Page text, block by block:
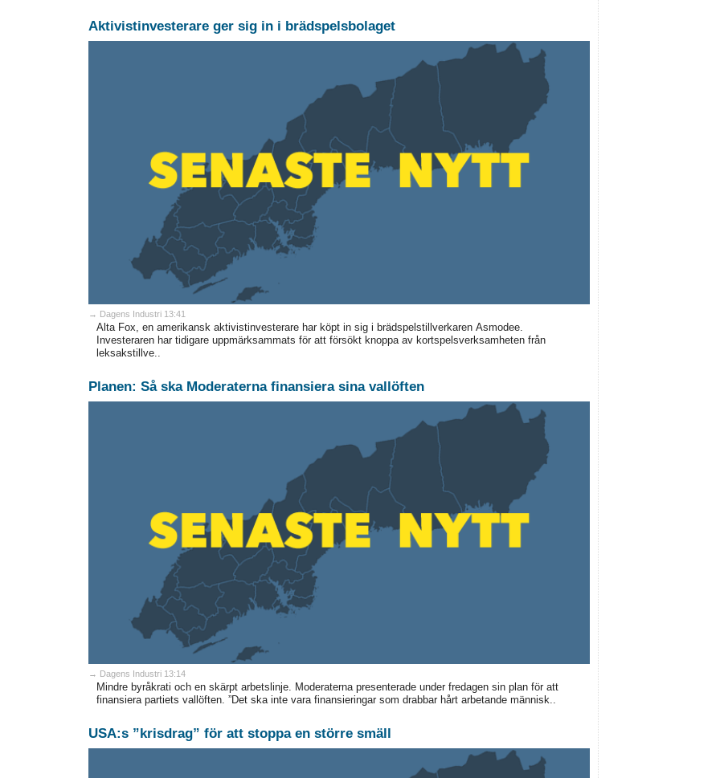
Aktivistinvesterare ger sig in i brädspelsbolaget
→ Dagens Industri 13:41
Alta Fox, en amerikansk aktivistinvesterare har köpt in sig i brädspelstillverkaren Asmodee.
Investeraren har tidigare uppmärksammats för att försökt knoppa av kortspelsverksamheten från
leksakstillve..
Planen: Så ska Moderaterna finansiera sina vallöften
→ Dagens Industri 13:14
Mindre byråkrati och en skärpt arbetslinje. Moderaterna presenterade under fredagen sin plan för att
finansiera partiets vallöften. ”Det ska inte vara finansieringar som drabbar hårt arbetande människ..
USA:s ”krisdrag” för att stoppa en större smäll